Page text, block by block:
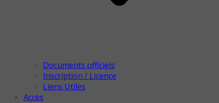
Documents officiels
Inscription / Licence
Liens Utiles
Accès